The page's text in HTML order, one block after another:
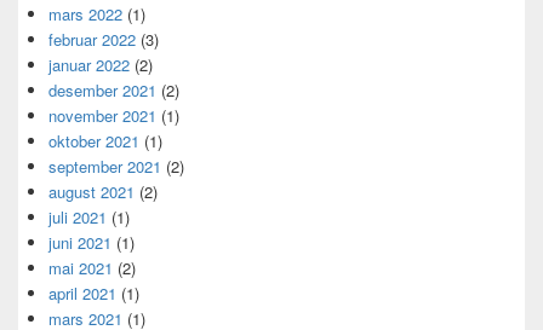
mars 2022 (1)
februar 2022 (3)
januar 2022 (2)
desember 2021 (2)
november 2021 (1)
oktober 2021 (1)
september 2021 (2)
august 2021 (2)
juli 2021 (1)
juni 2021 (1)
mai 2021 (2)
april 2021 (1)
mars 2021 (1)